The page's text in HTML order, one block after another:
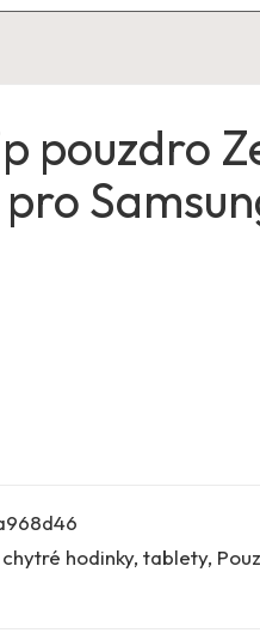
pouzdro
hodinky, tablety,